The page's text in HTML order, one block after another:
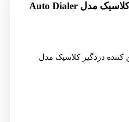
تلفن کننده دزدگیر کلاسیک مدل Auto Dialer
دزدگیر کلاسیک مدل